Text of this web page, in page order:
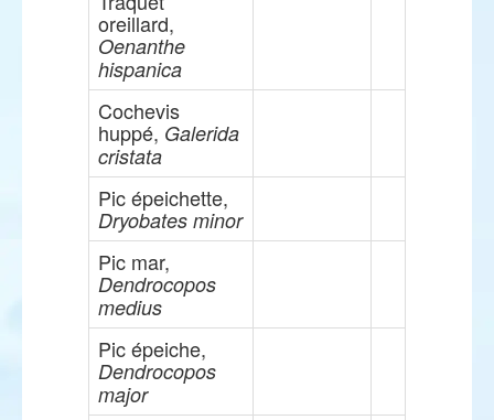
oreillard,
Oenanthe
hispanica
Cochevis
huppé, Galerida
cristata
Pic épeichette,
Dryobates minor
Pic mar,
Dendrocopos
medius
Pic épeiche,
Dendrocopos
major